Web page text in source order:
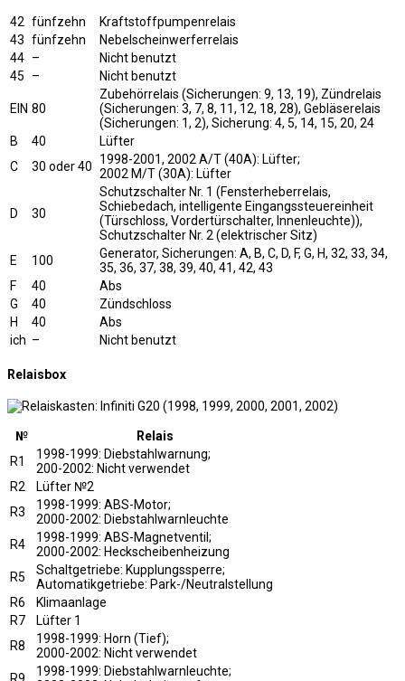
42 fünfzehn
Kraftstoffpumpenrelais
43 fünfzehn
Nebelscheinwerferrelais
44 –
Nicht benutzt
45
– Nicht benutzt
EIN 80
Zubehörrelais (Sicherungen: 9, 13, 19), Zündrelais
(Sicherungen: 3, 7, 8, 11, 12, 18, 28), Gebläserelais
(Sicherungen: 1, 2), Sicherung: 4, 5, 14, 15, 20, 24
B
40
Lüfter
C
30 oder 40
1998-2001, 2002 A/T (40A): Lüfter;
2002 M/T (30A): Lüfter
D 30
Schutzschalter Nr. 1 (Fensterheberrelais,
Schiebedach, intelligente Eingangssteuereinheit
(Türschloss, Vordertürschalter, Innenleuchte)),
Schutzschalter Nr. 2 (elektrischer Sitz)
E
100
Generator, Sicherungen: A, B, C, D, F, G, H, 32, 33, 34,
35, 36, 37, 38, 39, 40, 41, 42, 43
F
40
Abs
G
40
Zündschloss
H
40
Abs
ich – Nicht benutzt
Relaisbox
№
Relais
R1
1998-1999: Diebstahlwarnung;
200-2002: Nicht verwendet
R2
Lüfter №2
R3
1998-1999: ABS-Motor;
2000-2002: Diebstahlwarnleuchte
R4
1998-1999: ABS-Magnetventil;
2000-2002: Heckscheibenheizung
R5
Schaltgetriebe: Kupplungssperre;
Automatikgetriebe: Park-/Neutralstellung
R6
Klimaanlage
R7
Lüfter 1
R8
1998-1999: Horn (Tief);
2000-2002: Nicht verwendet
R9
1998-1999: Diebstahlwarnleuchte;